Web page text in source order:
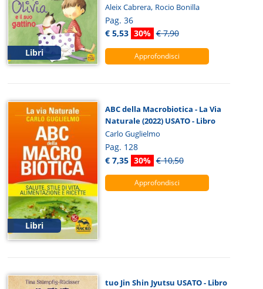
Libri
Aleix Cabrera, Rocio Bonilla
Pag. 36
€ 5,53 30% € 7,90
Approfondisci
Libri
ABC della Macrobiotica - La Via
Naturale (2022) USATO - Libro
Carlo Guglielmo
Pag. 128
€ 7,35 30% € 10,50
Approfondisci
tuo Jin Shin Jyutsu USATO - Libro